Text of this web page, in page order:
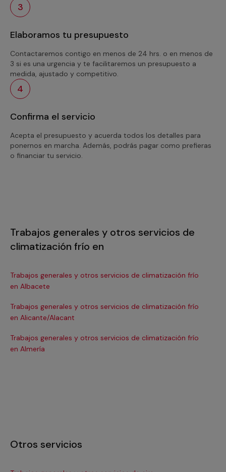
3
Elaboramos tu presupuesto
Contactaremos contigo en menos de 24 hrs. o en menos de
3 si es una urgencia y te facilitaremos un presupuesto a
medida, ajustado y competitivo.
4
Confirma el servicio
Acepta el presupuesto y acuerda todos los detalles para
ponernos en marcha. Además, podrás pagar como prefieras
o financiar tu servicio.
Trabajos generales y otros servicios de
climatización frío en
Trabajos generales y otros servicios de climatización frío
en Albacete
Trabajos generales y otros servicios de climatización frío
en Alicante/Alacant
Trabajos generales y otros servicios de climatización frío
en Almería
Otros servicios